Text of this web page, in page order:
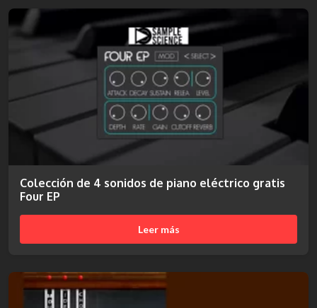
Colección de 4 sonidos de piano eléctrico gratis
Four EP
Leer más